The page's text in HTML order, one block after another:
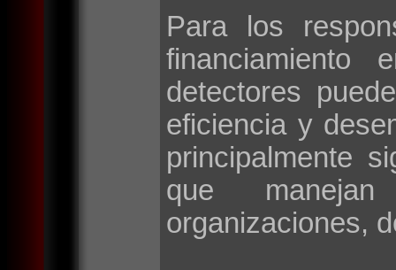
Para los
financiamiento
detectores
eficiencia y
principalmente
que
organizaciones,